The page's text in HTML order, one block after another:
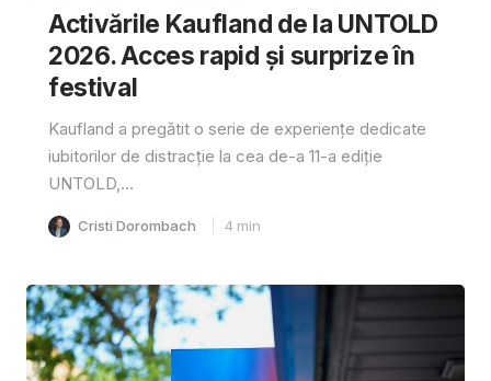
Activările Kaufland de la UNTOLD
2026. Acces rapid și surprize în
festival
Kaufland a pregătit o serie de experiențe dedicate
iubitorilor de distracție la cea de-a 11-a ediție
UNTOLD,...
Cristi Dorombach 4 min